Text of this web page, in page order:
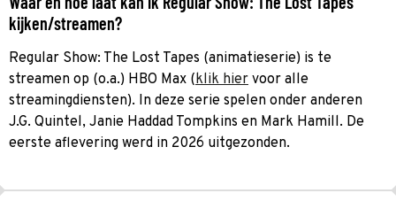
kijken/streamen?
Regular Show: The Lost Tapes (animatieserie) is te
streamen op (o.a.) HBO Max (klik hier voor alle
streamingdiensten). In deze serie spelen onder anderen
J.G. Quintel, Janie Haddad Tompkins en Mark Hamill. De
eerste aflevering werd in 2026 uitgezonden.